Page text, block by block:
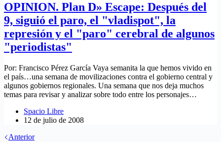
OPINION. Plan D» Escape: Después del
9, siguió el paro, el "vladispot", la
represión y el "paro" cerebral de algunos
"periodistas"
Por: Francisco Pérez García Vaya semanita la que hemos vivido en
el país…una semana de movilizaciones contra el gobierno central y
algunos gobiernos regionales. Una semana que nos deja muchos
temas para revisar y analizar sobre todo entre los personajes…
Spacio Libre
12 de julio de 2008
Anterior